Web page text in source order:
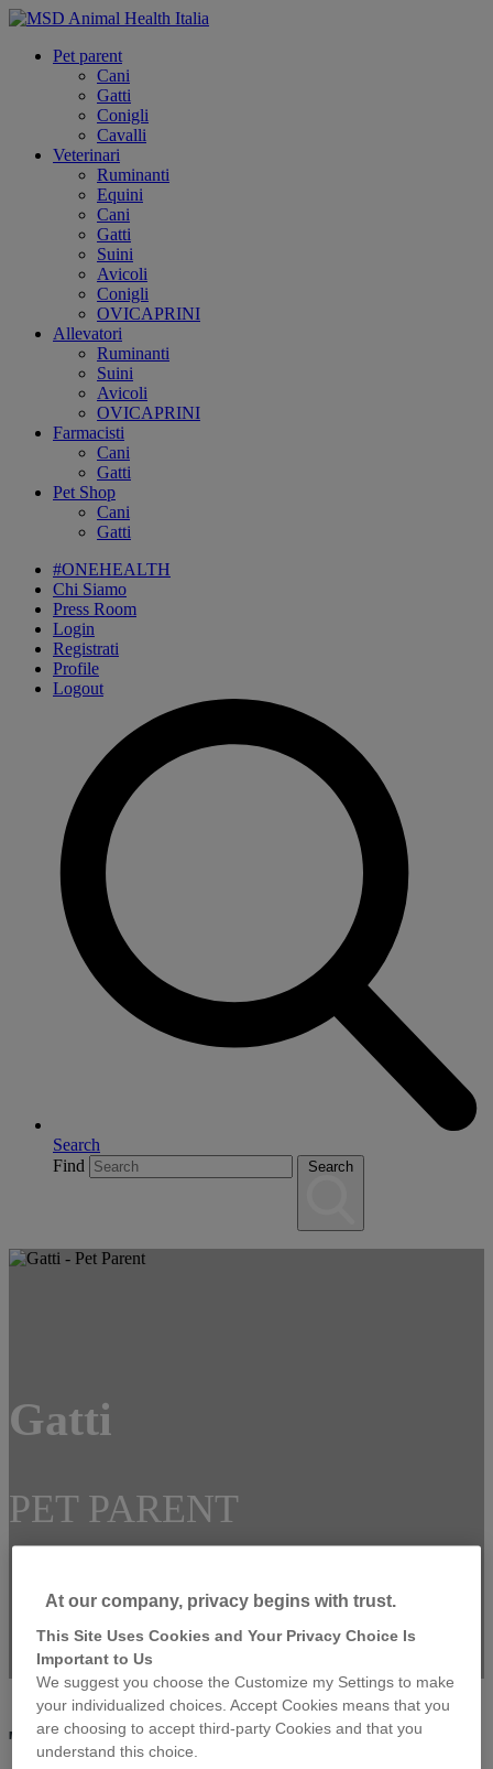
Pet parent
Cani
Gatti
Conigli
Cavalli
Veterinari
Ruminanti
Equini
Cani
Gatti
Suini
Avicoli
Conigli
OVICAPRINI
Allevatori
Ruminanti
Suini
Avicoli
OVICAPRINI
Farmacisti
Cani
Gatti
Pet Shop
Cani
Gatti
#ONEHEALTH
Chi Siamo
Press Room
Login
Registrati
Profile
Logout
Search
Find
Search
Gatti
PET PARENT
Tutto il supporto che il
At our company, privacy begins with trust.
This Site Uses Cookies and Your Privacy Choice Is
Important to Us
We suggest you choose the Customize my Settings to make
your individualized choices. Accept Cookies means that you
are choosing to accept third-party Cookies and that you
understand this choice.